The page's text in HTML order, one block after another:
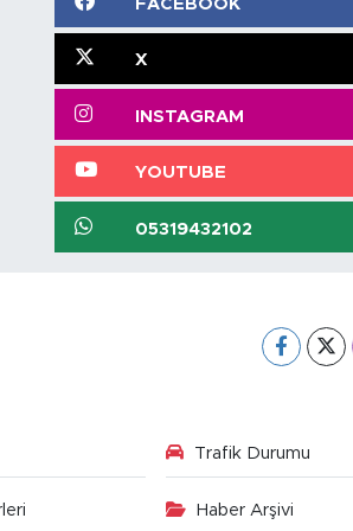
FACEBOOK
X
INSTAGRAM
YOUTUBE
05319432102
Trafik Durumu
Haber Arşivi